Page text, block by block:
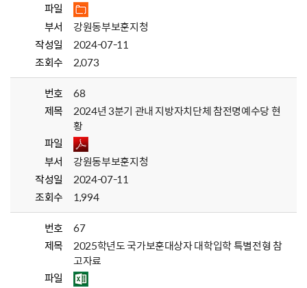
파일
부서
강원동부보훈지청
작성일
2024-07-11
조회수
2,073
번호
68
제목
2024년 3분기 관내 지방자치단체 참전명예수당 현
황
파일
부서
강원동부보훈지청
작성일
2024-07-11
조회수
1,994
번호
67
제목
2025학년도 국가보훈대상자 대학입학 특별전형 참
고자료
파일